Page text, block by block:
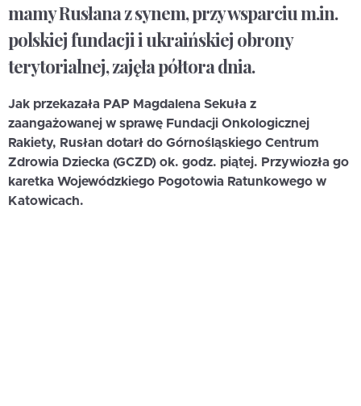
mamy Rusłana z synem, przy wsparciu m.in.
polskiej fundacji i ukraińskiej obrony
terytorialnej, zajęła półtora dnia.
Jak przekazała PAP Magdalena Sekuła z
zaangażowanej w sprawę Fundacji Onkologicznej
Rakiety, Rusłan dotarł do Górnośląskiego Centrum
Zdrowia Dziecka (GCZD) ok. godz. piątej. Przywiozła go
karetka Wojewódzkiego Pogotowia Ratunkowego w
Katowicach.